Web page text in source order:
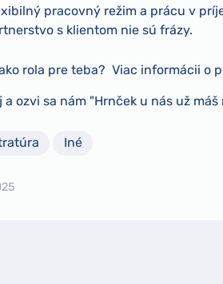
pracovný režim a prácu v
s klientom nie sú frázy.
rola pre teba? Viac informácii o
a ozvi sa nám "Hrnček u nás už
Iné